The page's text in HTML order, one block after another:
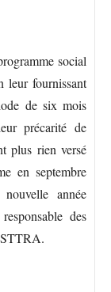
social
leur fournissant
de six mois
précarité de
plus rien versé
en septembre
année
des